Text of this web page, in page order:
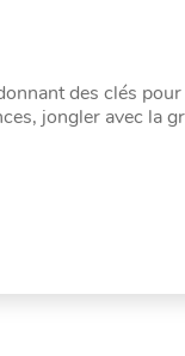
des clés
jongler avec la